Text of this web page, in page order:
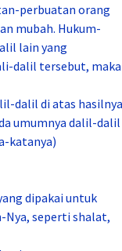
perbuatan orang
mubah. Hukum-
lain yang
dalil tersebut, maka
dalil di atas hasilnya
umumnya dalil-dalil
katanya)
dipakai untuk
Nya, seperti shalat,